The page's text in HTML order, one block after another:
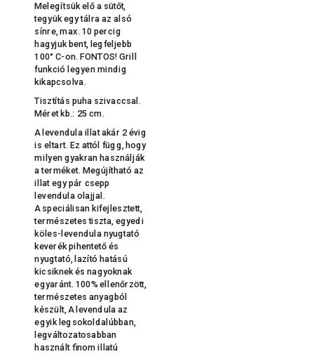
Melegítsük elő a sütőt,
tegyük egy tálra az alsó
sínre, max. 10 percig
hagyjuk bent, legfeljebb
100° C-on. FONTOS! Grill
funkció legyen mindig
kikapcsolva.
Tisztítás puha szivaccsal.
Méret kb.: 25 cm.
A levendula illat akár 2 évig
is eltart. Ez attól függ, hogy
milyen gyakran használják
a terméket. Megújítható az
illat egy pár csepp
levendula olajjal.
A speciálisan kifejlesztett,
természetes tiszta, egyedi
köles-levendula nyugtató
keverék pihentető és
nyugtató, lazító hatású
kicsiknek és nagyoknak
egyaránt. 100% ellenőrzött,
természetes anyagból
készült, A levendula az
egyik legsokoldalúbban,
legváltozatosabban
használt finom illatú